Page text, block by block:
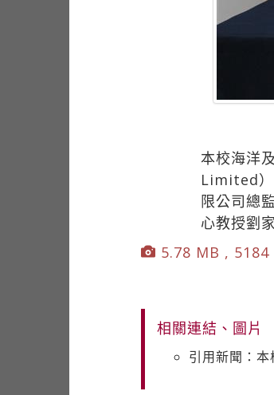
本校海洋
Limited）
限公司總
心教授劉
5.78 MB ,
相關連結、圖片
引用新聞：